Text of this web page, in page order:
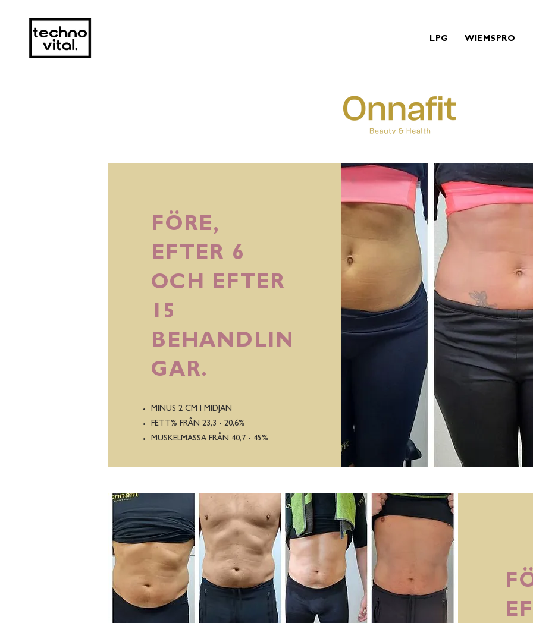
LPG WIEMSPRO
FÖRE,
EFTER 6
OCH EFTER
15
BEHANDLIN
GAR.
MINUS 2 CM I MIDJAN
FETT% FRÅN 23,3 - 20,6%
MUSKELMASSA FRÅN 40,7 - 45%